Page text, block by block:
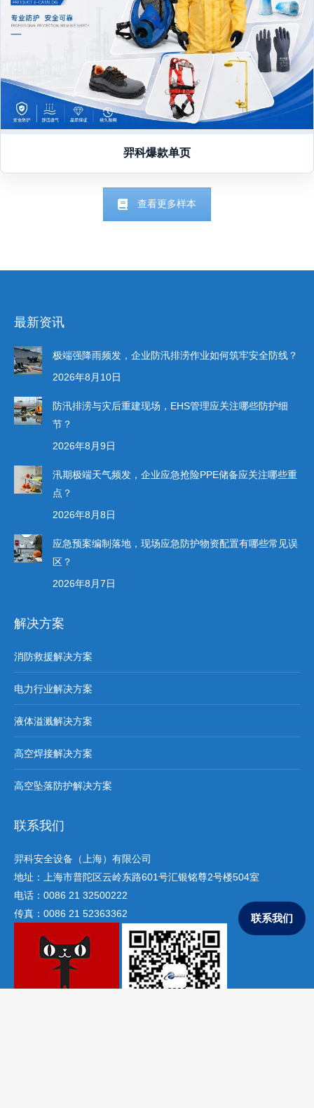
羿科爆款单页
查看更多样本
最新资讯
极端强降雨频发，企业防汛排涝作业如何筑牢安全防线？
2026年8月10日
防汛排涝与灾后重建现场，EHS管理应关注哪些防护细
节？
2026年8月9日
汛期极端天气频发，企业应急抢险PPE储备应关注哪些重
点？
2026年8月8日
应急预案编制落地，现场应急防护物资配置有哪些常见误
区？
2026年8月7日
解决方案
消防救援解决方案
电力行业解决方案
液体溢溅解决方案
高空焊接解决方案
高空坠落防护解决方案
联系我们
羿科安全设备（上海）有限公司
地址：上海市普陀区云岭东路601号汇银铭尊2号楼504室
电话：0086 21 32500222
传真：0086 21 52363362
联系我们